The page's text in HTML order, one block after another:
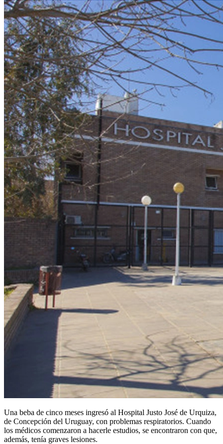
Una beba de cinco meses ingresó al Hospital Justo José de Urquiza,
de Concepción del Uruguay, con problemas respiratorios. Cuando
los médicos comenzaron a hacerle estudios, se encontraron con que,
además, tenía graves lesiones.